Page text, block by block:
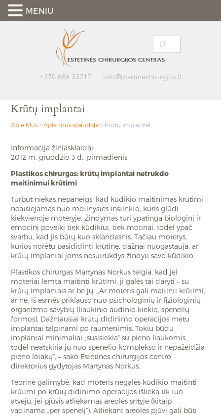
+370 686 33217 info@plastinechirurgija.lt
LT
Krūtų implantai
Apie Mus >Apie mus spaudoje > Krūtų implantai
Informacija žiniasklaidai
2012 m. gruodžio 3 d., pirmadienis
Plastikos chirurgas: krūtų implantai netrukdo
maitinimui krūtimi
Turbūt niekas nepaneigs, kad kūdikio maitinimas krūtimi
neatsiejamas nuo motinystės instinkto, kuris glūdi
kiekvienoje moteryje. Žindymas turi ypatingą biologinį ir
emocinį poveikį tiek kūdikiui, tiek motinai, todėl ypač
svarbu, kad jis būtų kuo sklandesnis. Tačiau moterys,
kurios norėtų pasididinti krūtinę, dažnai nuogastauja, ar
krūtų implantai joms nesutrukdys žindyti savo kūdikio.
Plastikos chirurgas Martynas Norkus teigia, kad jei
moteriai lemta maitinti krūtimi, ji galės tai daryti – su
krūtų implantais ar be jų. „Ar moteris gali maitinti krūtimi,
ar ne, iš esmės priklauso nuo psichologinių ir fiziologinių
organizmo savybių (liaukinio audinio kiekio, spenelių
formos). Dažniausiai krūtų didinimo operacijos metu
implantai talpinami po raumenimis. Tokiu būdu
implantai minimaliai „susisiekia“ su pieno liaukomis,
todėl neatskiria jų nuo spenelio komplekso ir nepažeidžia
pieno latakų“, – sako Estetinės chirurgijos centro
direktorius gydytojas Martynas Norkus.
Teorinė galimybė, kad moteris negalės kūdikio maitinti
krūtimi po krūtų didinimo operacijos išlieka tik tuo
atveju, jei pjūvis atliekamas areolės srityje (kitaip
vadinama „per spenelį“). Atliekant areolės pjūvį gali būti
MENIU